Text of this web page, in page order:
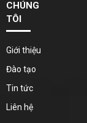
CHÚNG
TÔI
Giới thiệu
Đào tạo
Tin tức
Liên hệ